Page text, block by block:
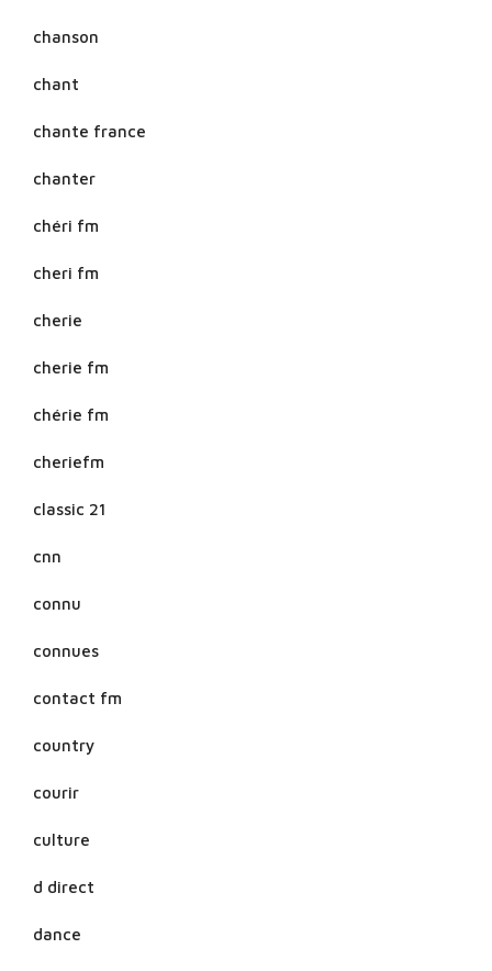
chanson
chant
chante france
chanter
chéri fm
cheri fm
cherie
cherie fm
chérie fm
cheriefm
classic 21
cnn
connu
connues
contact fm
country
courir
culture
d direct
dance